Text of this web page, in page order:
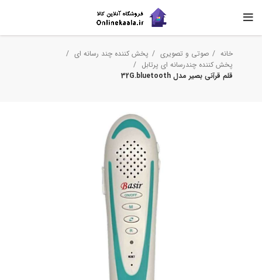
خانه صوتی و تصویری
پخش کننده چند رسانه ای
پخش کننده چندرسانه ای پرتابل
قلم قرآنی بصیر مدل 32G.bluetooth